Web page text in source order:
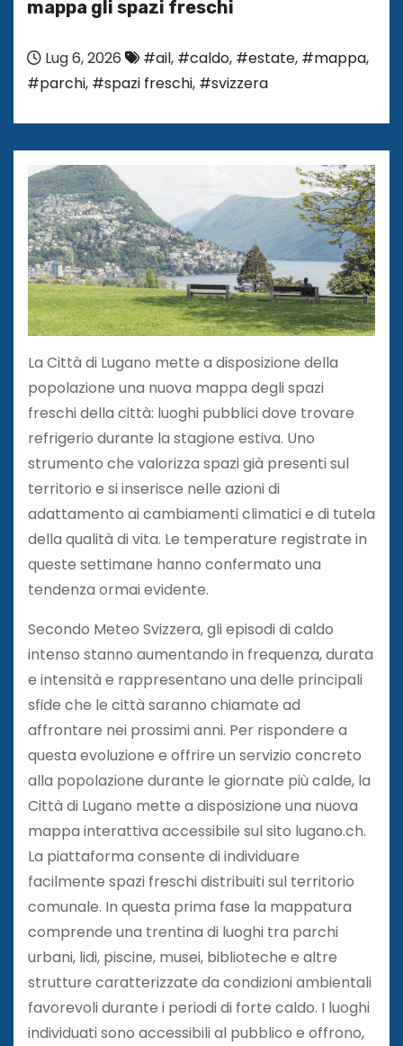
mappa gli spazi freschi
Lug 6, 2026 #ail, #caldo, #estate, #mappa,
#parchi, #spazi freschi, #svizzera
La Città di Lugano mette a disposizione della
popolazione una nuova mappa degli spazi
freschi della città: luoghi pubblici dove trovare
refrigerio durante la stagione estiva. Uno
strumento che valorizza spazi già presenti sul
territorio e si inserisce nelle azioni di
adattamento ai cambiamenti climatici e di tutela
della qualità di vita. Le temperature registrate in
queste settimane hanno confermato una
tendenza ormai evidente.
Secondo Meteo Svizzera, gli episodi di caldo
intenso stanno aumentando in frequenza, durata
e intensità e rappresentano una delle principali
sfide che le città saranno chiamate ad
affrontare nei prossimi anni. Per rispondere a
questa evoluzione e offrire un servizio concreto
alla popolazione durante le giornate più calde, la
Città di Lugano mette a disposizione una nuova
mappa interattiva accessibile sul sito lugano.ch.
La piattaforma consente di individuare
facilmente spazi freschi distribuiti sul territorio
comunale. In questa prima fase la mappatura
comprende una trentina di luoghi tra parchi
urbani, lidi, piscine, musei, biblioteche e altre
strutture caratterizzate da condizioni ambientali
favorevoli durante i periodi di forte caldo. I luoghi
individuati sono accessibili al pubblico e offrono,